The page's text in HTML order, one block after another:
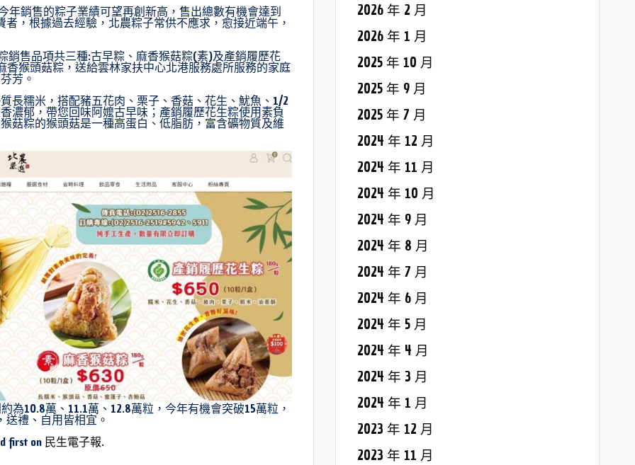
銷售的粽子業績可望再創新高，售出總數有機會達到
，根據過去經驗，北農粽子常供不應求，愈接近端午，
售品項共三種:古早粽、麻香猴菇粽(素)及產銷履歷花
猴頭菇粽，送給雲林家扶中心北港服務處所服務的家庭
芳。
長糯米，搭配豬五花肉、栗子、香菇、花生、魷魚、1/2
濃郁，帶您回味阿嬤古早味；產銷履歷花生粽使用素負
菇粽的猴頭菇是一種高蛋白、低脂肪，富含礦物質及維
為10.8萬、11.1萬、12.8萬粒，今年有機會突破15萬粒，
禮、自用皆相宜。
first on 民生電子報.
2026 年 2 月
2026 年 1 月
2025 年 10 月
2025 年 9 月
2025 年 7 月
2024 年 12 月
2024 年 11 月
2024 年 10 月
2024 年 9 月
2024 年 8 月
2024 年 7 月
2024 年 6 月
2024 年 5 月
2024 年 4 月
2024 年 3 月
2024 年 1 月
2023 年 12 月
2023 年 11 月